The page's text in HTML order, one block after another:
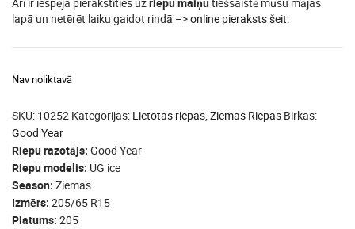
lapā un netērēt laiku gaidot rindā –>online pieraksts šeit.
Nav noliktavā
SKU: 10252 Kategorijas: Lietotas riepas, Ziemas Riepas Birkas:
Good Year
Riepu razotājs Good Year
Riepu modelis UG ice
Season Ziemas
Izmērs 205/65 R15
Platums 205